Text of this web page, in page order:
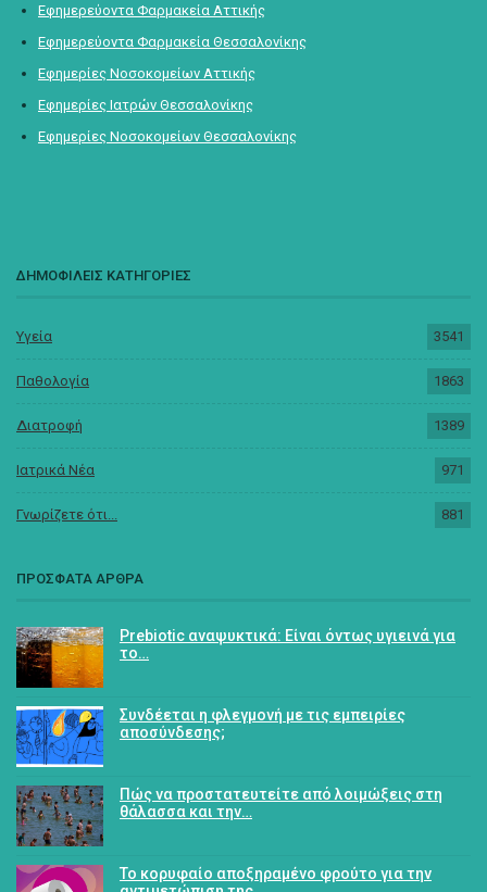
Εφημερεύοντα Φαρμακεία Αττικής
Εφημερεύοντα Φαρμακεία Θεσσαλονίκης
Εφημερίες Νοσοκομείων Αττικής
Εφημερίες Ιατρών Θεσσαλονίκης
Εφημερίες Νοσοκομείων Θεσσαλονίκης
ΔΗΜΟΦΙΛΕΙΣ ΚΑΤΗΓΟΡΙΕΣ
Υγεία 3541
Παθολογία 1863
Διατροφή 1389
Ιατρικά Νέα 971
Γνωρίζετε ότι... 881
ΠΡΟΣΦΑΤΑ ΑΡΘΡΑ
Prebiotic αναψυκτικά: Είναι όντως υγιεινά για
το…
Συνδέεται η φλεγμονή με τις εμπειρίες
αποσύνδεσης;
Πώς να προστατευτείτε από λοιμώξεις στη
θάλασσα και την…
Το κορυφαίο αποξηραμένο φρούτο για την